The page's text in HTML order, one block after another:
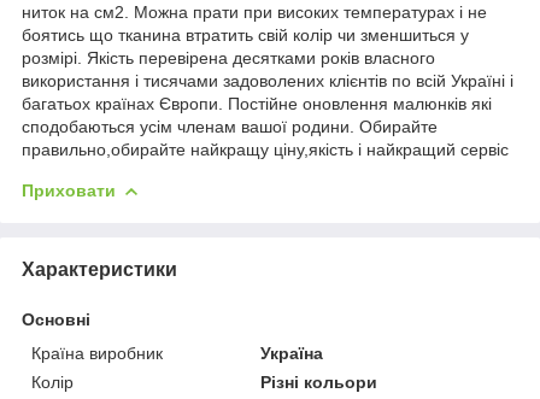
ниток на см2. Можна прати при високих температурах і не
боятись що тканина втратить свій колір чи зменшиться у
розмірі. Якість перевірена десятками років власного
використання і тисячами задоволених клієнтів по всій Україні і
багатьох країнах Європи. Постійне оновлення малюнків які
сподобаються усім членам вашої родини. Обирайте
правильно,обирайте найкращу ціну,якість і найкращий сервіс
Приховати
Характеристики
Основні
Країна виробник
Україна
Колір
Різні кольори